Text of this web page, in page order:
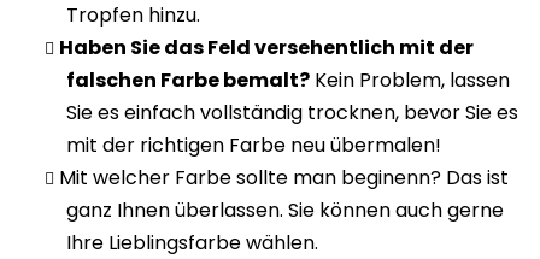
Tropfen hinzu.
Haben Sie das Feld versehentlich mit der
falschen Farbe bemalt? Kein Problem, lassen
Sie es einfach vollständig trocknen, bevor Sie es
mit der richtigen Farbe neu übermalen!
Mit welcher Farbe sollte man beginenn? Das ist
ganz Ihnen überlassen. Sie können auch gerne
Ihre Lieblingsfarbe wählen.